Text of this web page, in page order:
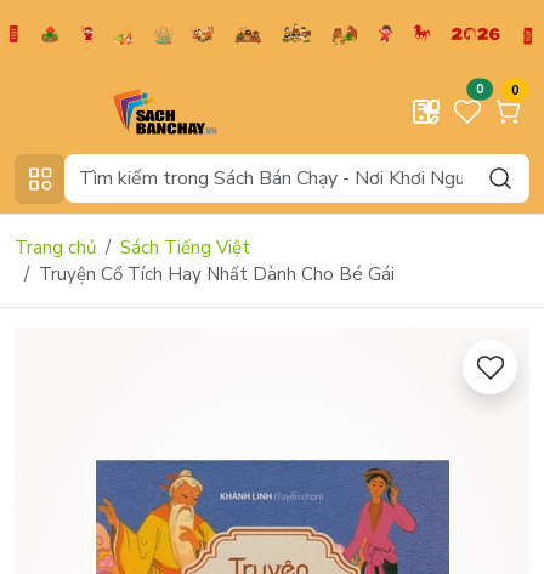
0 0
Trang chủ
Sách Tiếng Việt
Truyện Cổ Tích Hay Nhất Dành Cho Bé Gái